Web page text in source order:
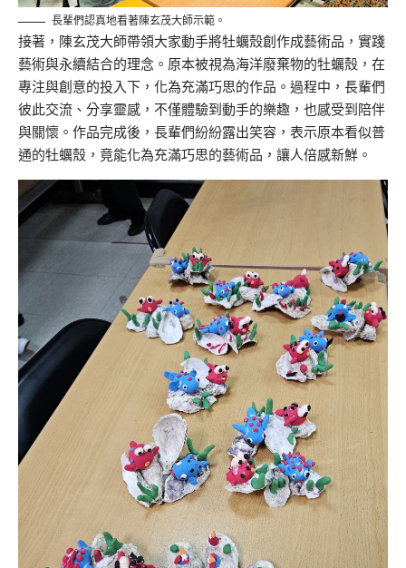
長輩們認真地看著陳玄茂大師示範。
接著，陳玄茂大師帶領大家動手將牡蠣殼創作成藝術品，實踐
藝術與永續結合的理念。原本被視為海洋廢棄物的牡蠣殼，在
專注與創意的投入下，化為充滿巧思的作品。過程中，長輩們
彼此交流、分享靈感，不僅體驗到動手的樂趣，也感受到陪伴
與關懷。作品完成後，長輩們紛紛露出笑容，表示原本看似普
通的牡蠣殼，竟能化為充滿巧思的藝術品，讓人倍感新鮮。